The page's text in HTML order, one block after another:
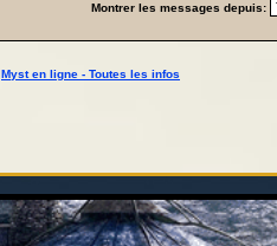
Montrer les messages depuis:
Myst en ligne - Toutes les infos